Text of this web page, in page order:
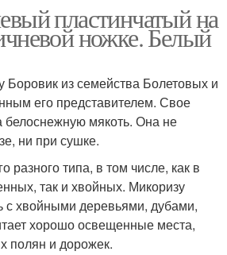
пластинчатый на
ножке. Белый
Боровик из семейства Болетовых и
его представителем. Свое
белоснежную мякоть. Она не
ни при сушке.
разного типа, в том числе, как в
так и хвойных. Микоризу
с хвойными деревьями, дубами,
хорошо освещенные места,
полян и дорожек.